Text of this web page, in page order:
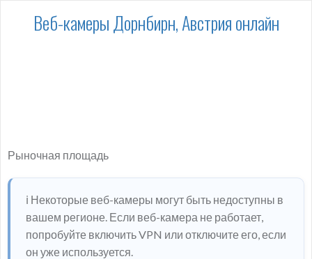
Веб-камеры Дорнбирн, Австрия онлайн
Рыночная площадь
ℹ️ Некоторые веб-камеры могут быть недоступны в
вашем регионе. Если веб-камера не работает,
попробуйте включить VPN или отключите его, если
он уже используется.